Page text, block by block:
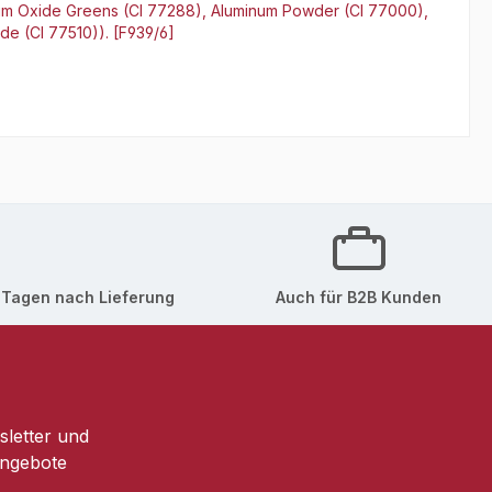
Oxide Greens (CI 77288), Aluminum Powder (CI 77000),
(CI 77510)). [F939/6]
nach Lieferung Auch für B2B Kunden
und